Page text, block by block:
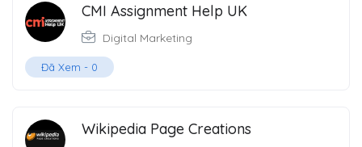
CMI Assignment Help UK
Digital Marketing
Đã Xem - 0
Wikipedia Page Creations